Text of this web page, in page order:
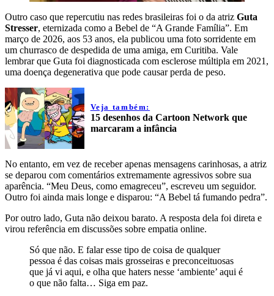
Outro caso que repercutiu nas redes brasileiras foi o da atriz Guta
Stresser, eternizada como a Bebel de “A Grande Família”. Em
março de 2026, aos 53 anos, ela publicou uma foto sorridente em
um churrasco de despedida de uma amiga, em Curitiba. Vale
lembrar que Guta foi diagnosticada com esclerose múltipla em 2021,
uma doença degenerativa que pode causar perda de peso.
Veja também:
15 desenhos da Cartoon Network que
marcaram a infância
No entanto, em vez de receber apenas mensagens carinhosas, a atriz
se deparou com comentários extremamente agressivos sobre sua
aparência. “Meu Deus, como emagreceu”, escreveu um seguidor.
Outro foi ainda mais longe e disparou: “A Bebel tá fumando pedra”.
Por outro lado, Guta não deixou barato. A resposta dela foi direta e
virou referência em discussões sobre empatia online.
Só que não. E falar esse tipo de coisa de qualquer
pessoa é das coisas mais grosseiras e preconceituosas
que já vi aqui, e olha que haters nesse ‘ambiente’ aqui é
o que não falta… Siga em paz.